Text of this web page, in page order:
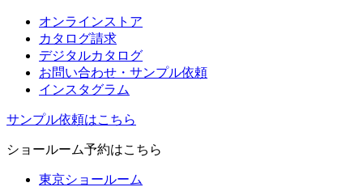
オンラインストア
カタログ請求
デジタルカタログ
お問い合わせ・サンプル依頼
インスタグラム
サンプル依頼はこちら
ショールーム予約はこちら
東京ショールーム